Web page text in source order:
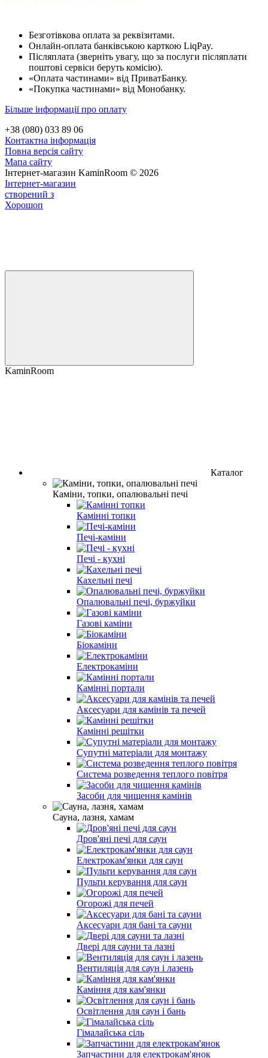
Безготівкова оплата за реквізитами.
Онлайн-оплата банківською карткою LiqPay.
Післяплата (зверніть увагу, що за послуги післяплати
поштові сервіси беруть комісію).
«Оплата частинами» від ПриватБанку.
«Покупка частинами» від Монобанку.
Більше інформації про оплату
+38 (080) 033 89 06
Контактна інформація
Повна версія сайту
Мапа сайту
Інтернет-магазин KaminRoom © 2026
Інтернет-магазин
створений з
Хорошоп
KaminRoom
Каталог
Каміни, топки, опалювальні печі
Камінні топки
Печі-каміни
Печі - кухні
Кахельні печі
Опалювальні печі, буржуйки
Газові каміни
Біокаміни
Електрокаміни
Камінні портали
Аксесуари для камінів та печей
Камінні решітки
Супутні матеріали для монтажу
Система розведення теплого повітря
Засоби для чищення камінів
Сауна, лазня, хамам
Дров'яні печі для саун
Електрокам'янки для саун
Пульти керування для саун
Огорожі для печей
Аксесуари для бані та сауни
Двері для сауни та лазні
Вентиляція для саун і лазень
Каміння для кам'янки
Освітлення для саун і бань
Гімалайська сіль
Запчастини для електрокам'янок